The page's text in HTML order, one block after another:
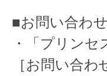
■お問い合わせ
・「プリン
［お問い合